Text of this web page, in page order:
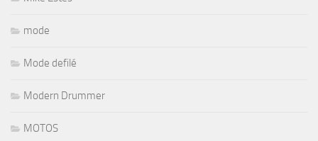
mode
Mode defilé
Modern Drummer
MOTOS